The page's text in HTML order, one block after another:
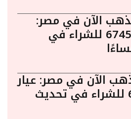
الآن في مصر:
عيار 24 يسجل 6745 للشراء في
الآن في مصر: عيار
24 يسجل 6735 للشراء في تحديث